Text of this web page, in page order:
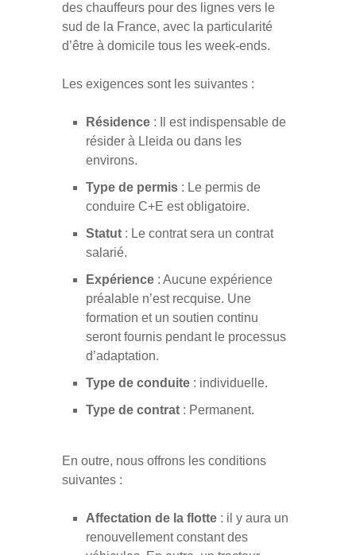
des chauffeurs pour des lignes vers le
sud de la France, avec la particularité
d’être à domicile tous les week-ends.
Les exigences sont les suivantes :
Résidence: Il est indispensable de
résider à Lleida ou dans les
environs.
Type de permis: Le permis de
conduire C+E est obligatoire.
Statut: Le contrat sera un contrat
salarié.
Expérience: Aucune expérience
préalable n’est recquise. Une
formation et un soutien continu
seront fournis pendant le processus
d’adaptation.
Type de conduite: individuelle.
Type de contrat: Permanent.
En outre, nous offrons les conditions
suivantes :
Affectation de la flotte: il y aura un
renouvellement constant des